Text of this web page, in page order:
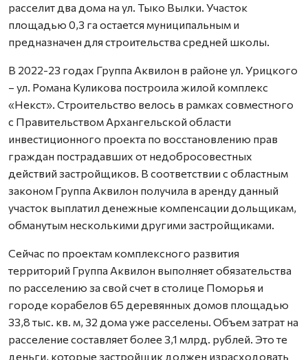
расселит два дома на ул. Тыко Вылки. Участок
площадью 0,3 га остается муниципальным и
предназначен для строительства средней школы.
В 2022-23 годах Группа Аквилон в районе ул. Урицкого
– ул. Романа Куликова построила жилой комплекс
«Некст». Строительство велось в рамках совместного
с Правительством Архангельской области
инвестиционного проекта по восстановлению прав
граждан пострадавших от недобросовестных
действий застройщиков. В соответствии с областным
законом Группа Аквилон получила в аренду данный
участок выплатил денежные компенсации дольщикам,
обманутым несколькими другими застройщиками.
Сейчас по проектам комплексного развития
территорий Группа Аквилон выполняет обязательства
по расселению за свой счет в столице Поморья и
городе корабелов 65 деревянных домов площадью
33,8 тыс. кв. м, 32 дома уже расселены. Объем затрат на
расселение составляет более 3,1 млрд. рублей. Это те
деньги, которые застройщик должен израсходовать